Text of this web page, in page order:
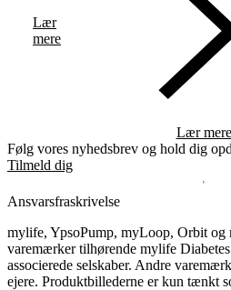
Lær
mere
Lær mere
Følg vores nyhedsbrev og hold dig
Tilmeld dig
Ansvarsfraskrivelse
mylife, YpsoPump, myLoop, Orbit og
varemærker tilhørende mylife
associerede selskaber. Andre
ejere. Produktbillederne er kun tænkt